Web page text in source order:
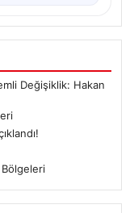
Değişiklik: Hakan
Bölgeleri